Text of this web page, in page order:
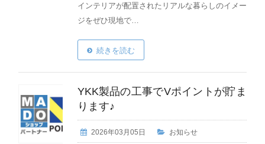
インテリアが配置されたリアルな暮らしのイメー
ジをぜひ現地で…
続きを読む
YKK製品の工事でVポイントが貯ま
ります♪
2026年03月05日 お知らせ